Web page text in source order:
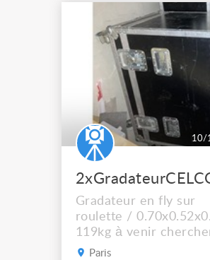
10/
Gradateur en fly sur
roulette /
119kg à venir
dans le 19ème
Paris